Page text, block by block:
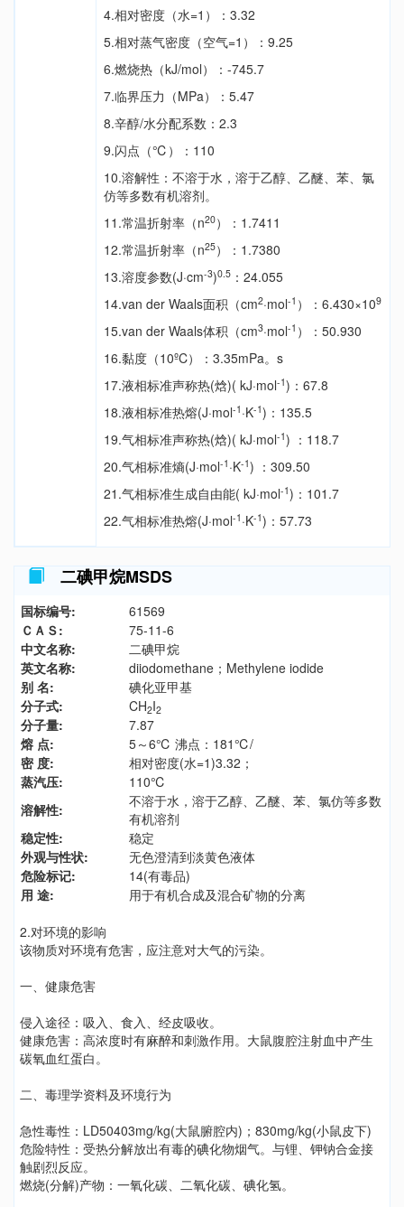
4.相对密度（水=1）：3.32
5.相对蒸气密度（空气=1）：9.25
6.燃烧热（kJ/mol）：-745.7
7.临界压力（MPa）：5.47
8.辛醇/水分配系数：2.3
9.闪点（℃）：110
10.溶解性：不溶于水，溶于乙醇、乙醚、苯、氯
仿等多数有机溶剂。
11.常温折射率（n20）：1.7411
12.常温折射率（n25）：1.7380
13.溶度参数(J·cm-3)0.5 ：24.055
14.van der Waals面积（cm2·mol-1 ）：6.430×109
15.van der Waals体积（cm3·mol-1 ）：50.930
16.黏度（10ºC）：3.35mPa。s
17.液相标准声称热(焓)( kJ·mol-1)：67.8
18.液相标准热熔(J·mol-1 ·K-1)：135.5
19.气相标准声称热(焓)( kJ·mol-1) ：118.7
20.气相标准熵(J·mol-1 ·K-1) ：309.50
21.气相标准生成自由能( kJ·mol-1)：101.7
22.气相标准热熔(J·mol-1 ·K-1)：57.73
二碘甲烷MSDS
国标编号:
61569
ＣＡＳ:
75-11-6
中文名称:
二碘甲烷
英文名称:
diiodomethane；Methylene iodide
别 名:
碘化亚甲基
分子式:
CH2I2
分子量:
7.87
熔 点:
5～6℃ 沸点：181℃/
密 度:
相对密度(水=1)3.32；
蒸汽压:
110℃
溶解性:
不溶于水，溶于乙醇、乙醚、苯、氯仿等多数
有机溶剂
稳定性:
稳定
外观与性状:
无色澄清到淡黄色液体
危险标记:
14(有毒品)
用 途:
用于有机合成及混合矿物的分离
2.对环境的影响
该物质对环境有危害，应注意对大气的污染。
一、健康危害
侵入途径：吸入、食入、经皮吸收。
健康危害：高浓度时有麻醉和刺激作用。大鼠腹腔注射血中产生
碳氧血红蛋白。
二、毒理学资料及环境行为
急性毒性：LD50403mg/kg(大鼠腑腔内)；830mg/kg(小鼠皮下)
危险特性：受热分解放出有毒的碘化物烟气。与锂、钾钠合金接
触剧烈反应。
燃烧(分解)产物：一氧化碳、二氧化碳、碘化氢。